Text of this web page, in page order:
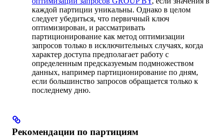
каждой партиции уникальны. Однако в целом
следует убедиться, что первичный ключ
оптимизирован, и рассматривать
партиционирование как метод оптимизации
запросов только в исключительных случаях, когда
характер доступа предполагает работу с
определенным предсказуемым подмножеством
данных, например партиционирование по дням,
если большинство запросов обращается только к
последнему дню.
Рекомендации по партициям